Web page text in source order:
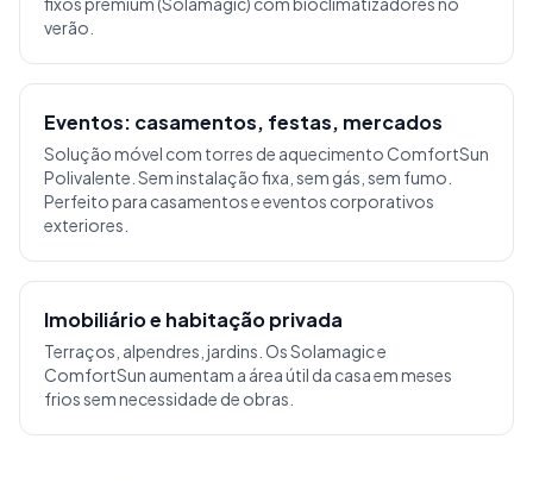
verão.
Eventos: casamentos, festas, mercados
Solução móvel com torres de aquecimento ComfortSun
Polivalente. Sem instalação fixa, sem gás, sem fumo.
Perfeito para casamentos e eventos corporativos
exteriores.
Imobiliário e habitação privada
Terraços, alpendres, jardins. Os Solamagic e
ComfortSun aumentam a área útil da casa em meses
frios sem necessidade de obras.